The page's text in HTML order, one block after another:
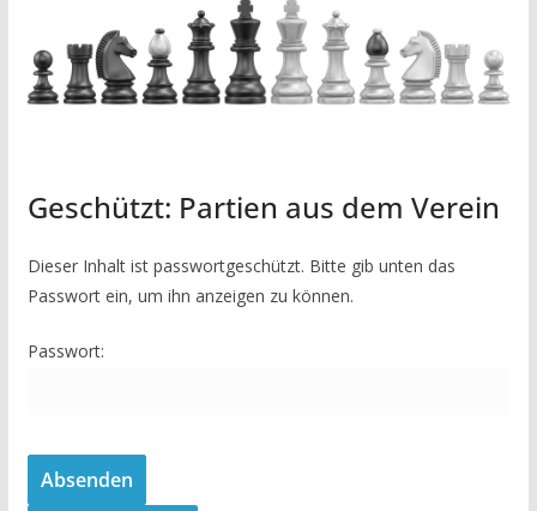
Geschützt: Partien aus dem Verein
Dieser Inhalt ist passwortgeschützt. Bitte gib unten das
Passwort ein, um ihn anzeigen zu können.
Passwort: